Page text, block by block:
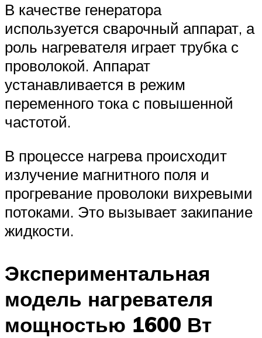
В качестве генератора
используется сварочный аппарат, а
роль нагревателя играет трубка с
проволокой. Аппарат
устанавливается в режим
переменного тока с повышенной
частотой.
В процессе нагрева происходит
излучение магнитного поля и
прогревание проволоки вихревыми
потоками. Это вызывает закипание
жидкости.
Экспериментальная
модель нагревателя
мощностью 1600 Вт